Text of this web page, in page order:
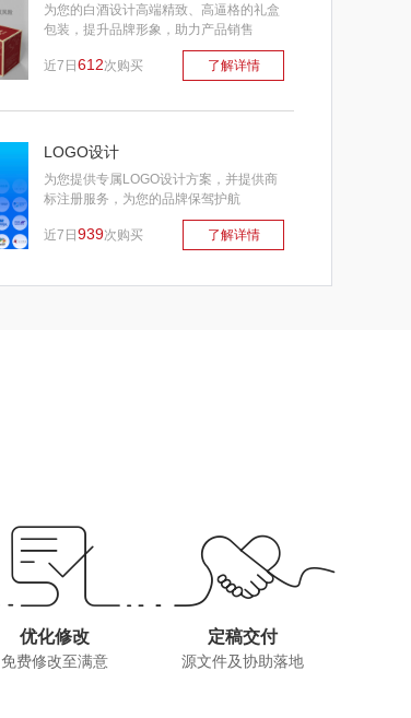
为您的白酒设计高端精致、高逼格的礼盒
包装，提升品牌形象，助力产品销售
近7日 612次购买 了解详情
LOGO设计
为您提供专属LOGO设计方案，并提供商
标注册服务，为您的品牌保驾护航
近7日 939次购买 了解详情
优化修改
免费修改至满意
定稿交付
源文件及协助落地